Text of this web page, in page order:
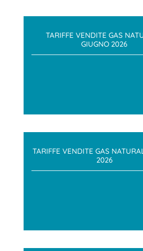
TARIFFE VENDITE GAS
GIUGNO 2026
TARIFFE VENDITE GAS
2026